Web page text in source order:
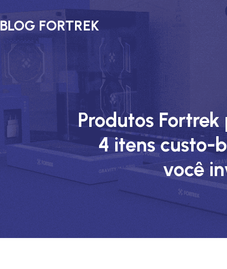
BLOG FORTREK
Produtos
4 itens custo-
você